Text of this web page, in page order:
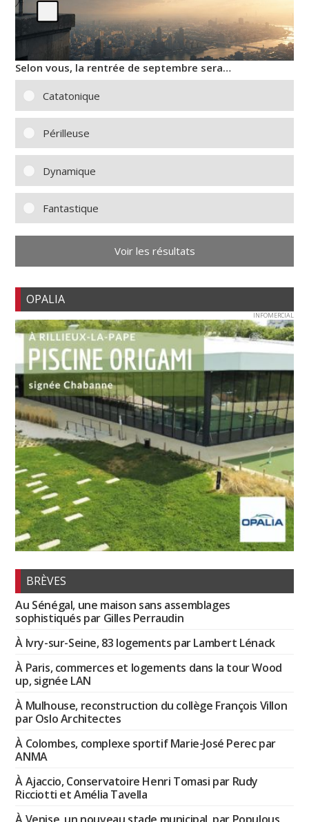
Selon vous, la rentrée de septembre sera…
Catatonique
Périlleuse
Dynamique
Fantastique
Voir les résultats
OPALIA
INFOMERCIAL
BRÈVES
Au Sénégal, une maison sans assemblages
sophistiqués par Gilles Perraudin
À Ivry-sur-Seine, 83 logements par Lambert Lénack
À Paris, commerces et logements dans la tour Wood
up, signée LAN
À Mulhouse, reconstruction du collège François Villon
par Oslo Architectes
À Colombes, complexe sportif Marie-José Perec par
ANMA
À Ajaccio, Conservatoire Henri Tomasi par Rudy
Ricciotti et Amélia Tavella